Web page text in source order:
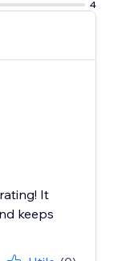
4
It
keeps